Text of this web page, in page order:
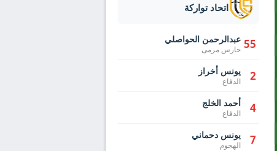
اتحاد تواركة
55 عبدالرحمن الحواصلي
حارس مرمى
2 يونس أخراز
الدفاع
4 أحمد الخلج
الدفاع
7 يونس دحماني
الهجوم